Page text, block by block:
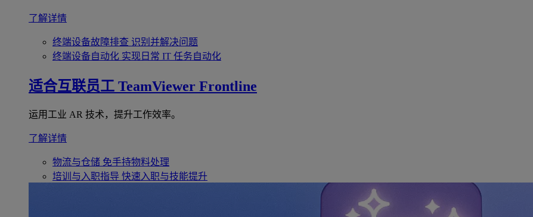
了解详情
终端设备故障排查 识别并解决问题
终端设备自动化 实现日常 IT 任务自动化
适合互联员工 TeamViewer Frontline
运用工业 AR 技术，提升工作效率。
了解详情
物流与仓储 免手持物料处理
培训与入职指导 快速入职与技能提升